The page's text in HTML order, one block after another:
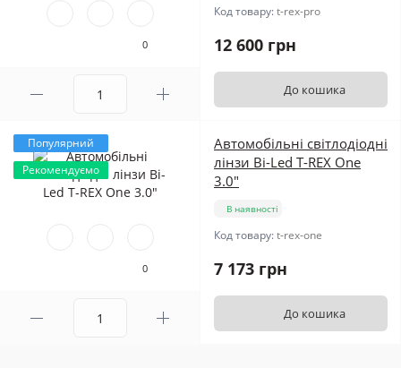
0
Код товару:t-rex-pro
12 600 грн
До кошика
Популярний
Рекомендуємо
0
Автомобільні світлодіодні
лінзи Bi-Led T-REX One
3.0"
В наявності
Код товару:t-rex-one
7 173 грн
До кошика